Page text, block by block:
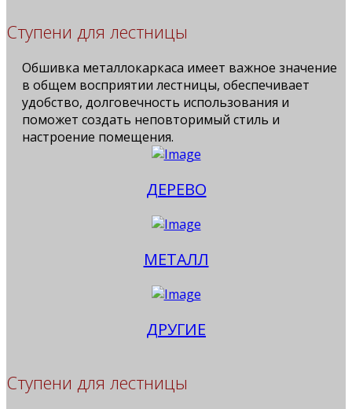
Ступени для лестницы
Обшивка металлокаркаса имеет важное значение
в общем восприятии лестницы, обеспечивает
удобство, долговечность использования и
поможет создать неповторимый стиль и
настроение помещения.
ДЕРЕВО
МЕТАЛЛ
ДРУГИЕ
Ступени для лестницы